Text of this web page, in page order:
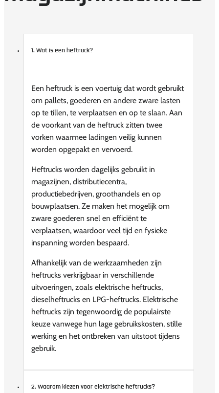
1. Wat is een heftruck?
Een heftruck is een voertuig dat wordt gebruikt
om pallets, goederen en andere zware lasten
op te tillen, te verplaatsen en op te slaan. Aan
de voorkant van de heftruck zitten twee
vorken waarmee ladingen veilig kunnen
worden opgepakt en vervoerd.
Heftrucks worden dagelijks gebruikt in
magazijnen, distributiecentra,
productiebedrijven, groothandels en op
bouwplaatsen. Ze maken het mogelijk om
zware goederen snel en efficiënt te
verplaatsen, waardoor veel tijd en fysieke
inspanning worden bespaard.
Afhankelijk van de werkzaamheden zijn
heftrucks verkrijgbaar in verschillende
uitvoeringen, zoals elektrische heftrucks,
dieselheftrucks en LPG-heftrucks. Elektrische
heftrucks zijn tegenwoordig de populairste
keuze vanwege hun lage gebruikskosten, stille
werking en het ontbreken van uitstoot tijdens
gebruik.
2. Waarom kiezen voor elektrische heftrucks?